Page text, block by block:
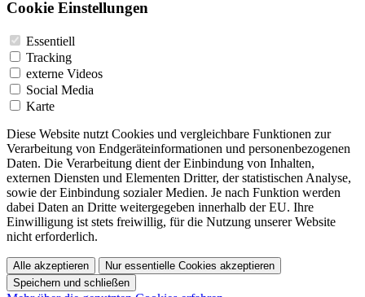
Cookie Einstellungen
Essentiell
Tracking
externe Videos
Social Media
Karte
Diese Website nutzt Cookies und vergleichbare Funktionen zur
Verarbeitung von Endgeräteinformationen und personenbezogenen
Daten. Die Verarbeitung dient der Einbindung von Inhalten,
externen Diensten und Elementen Dritter, der statistischen Analyse,
sowie der Einbindung sozialer Medien. Je nach Funktion werden
dabei Daten an Dritte weitergegeben innerhalb der EU. Ihre
Einwilligung ist stets freiwillig, für die Nutzung unserer Website
nicht erforderlich.
Alle akzeptieren
Nur essentielle Cookies akzeptieren
Speichern und schließen